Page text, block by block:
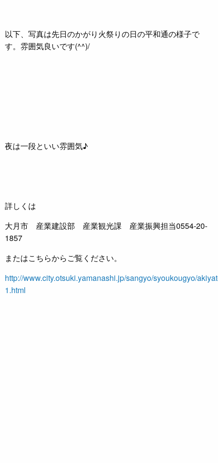
以下、写真は先日のかがり火祭りの日の平和通の様子で
す。雰囲気良いです(^^)/
夜は一段といい雰囲気♪
詳しくは
大月市 産業建設部 産業観光課 産業振興担当0554-20-
1857
またはこちらからご覧ください。
http://www.city.otsuki.yamanashi.jp/sangyo/syoukougyo/
1.html